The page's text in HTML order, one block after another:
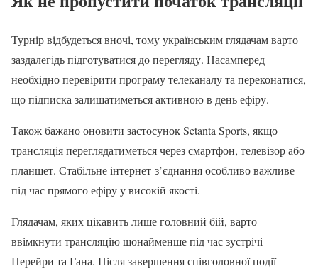
Турнір відбудеться вночі, тому українським глядачам варто
заздалегідь підготуватися до перегляду. Насамперед
необхідно перевірити програму телеканалу та переконатися,
що підписка залишатиметься активною в день ефіру.
Також бажано оновити застосунок Setanta Sports, якщо
трансляція переглядатиметься через смартфон, телевізор або
планшет. Стабільне інтернет-з’єднання особливо важливе
під час прямого ефіру у високій якості.
Глядачам, яких цікавить лише головний бій, варто
ввімкнути трансляцію щонайменше під час зустрічі
Перейри та Гана. Після завершення співголовної події